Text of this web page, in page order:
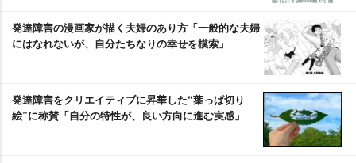
発達障害の漫画家が描く夫婦のあり方「一般的な夫婦
にはなれないが、自分たちなりの幸せを模索」
発達障害をクリエイティブに昇華した“葉っぱ切り
絵”に称賛「自分の特性が、良い方向に進む実感」